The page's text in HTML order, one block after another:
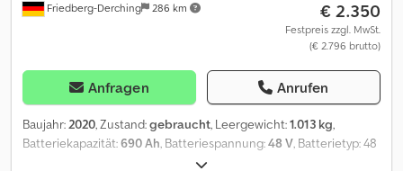
Friedberg-Derching 286 km € 2.350
Festpreis zzgl. MwSt.
(€ 2.796 brutto)
Anfragen Anrufen
Baujahr:2020, Zustand:gebraucht, Leergewicht:1.013 kg,
Batteriekapazität:690 Ah, Batteriespannung:48 V, Batterietyp: 48
Volt, 6 PzS, 690 Ah, Aquamatic-System für die Batterie, DIN A-